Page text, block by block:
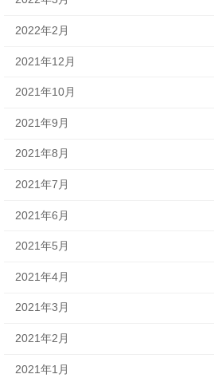
2022年2月
2021年12月
2021年10月
2021年9月
2021年8月
2021年7月
2021年6月
2021年5月
2021年4月
2021年3月
2021年2月
2021年1月